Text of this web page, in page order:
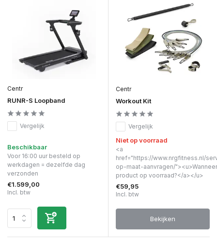
Centr
RUNR-S Loopband
Vergelijk
Beschikbaar
Voor 16:00 uur besteld op
werkdagen = dezelfde dag
verzonden
€1.599,00
Incl. btw
Centr
Workout Kit
Vergelijk
Niet op voorraad
<a
href="https://www.nrgfitness.nl/
op-maat-aanvragen/
product op voorraad?</a></u>
€59,95
Incl. btw
Bekijken